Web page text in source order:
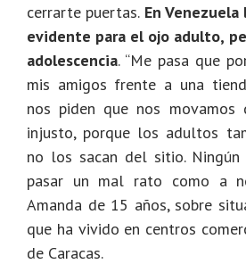
cerrarte puertas. En
evidente para el ojo adulto,
adolescencia. “Me pasa que
mis amigos frente a una
nos piden que nos movamos
injusto, porque los adultos
no los sacan del sitio.
pasar un mal rato como a
Amanda de 15 años, sobre
que ha vivido en centros
de Caracas.